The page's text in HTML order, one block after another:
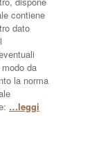
contiene
dato
da
la norma
…leggi